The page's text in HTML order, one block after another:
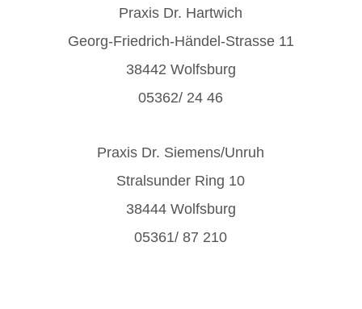
Praxis Dr. Hartwich
Georg-Friedrich-Händel-Strasse 11
38442 Wolfsburg
05362/ 24 46
Praxis Dr. Siemens/Unruh
Stralsunder Ring 10
38444 Wolfsburg
05361/ 87 210